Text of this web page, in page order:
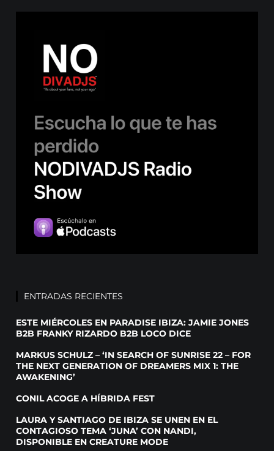
ENTRADAS RECIENTES
ESTE MIÉRCOLES EN PARADISE IBIZA: JAMIE JONES
B2B FRANKY RIZARDO B2B LOCO DICE
MARKUS SCHULZ – ‘IN SEARCH OF SUNRISE 22 – FOR
THE NEXT GENERATION OF DREAMERS MIX 1: THE
AWAKENING’
CONIL ACOGE A HÍBRIDA FEST
LAURA Y SANTIAGO DE IBIZA SE UNEN EN EL
CONTAGIOSO TEMA ‘JUNA’ CON NANDI,
DISPONIBLE EN CREATURE MODE